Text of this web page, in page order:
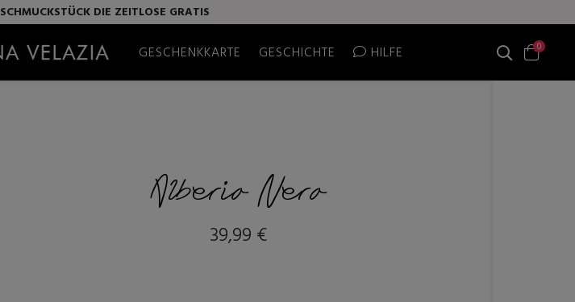
SCHMUCKSTÜCK DIE ZEITLOSE GRATIS
GESCHENKKARTE GESCHICHTE HILFE 0
Alberio Nero
39,99 €